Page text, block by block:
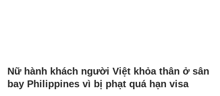
Nữ hành khách người Việt khỏa thân ở sân
bay Philippines vì bị phạt quá hạn visa